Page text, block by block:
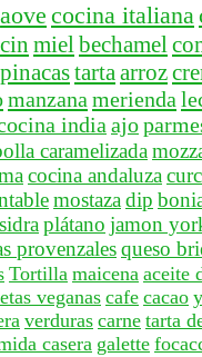
aove cocina italiana
mielbechamel
tarta arroz
manzana merienda
india ajo
caramelizada
cocina andaluza
mostaza dip
sidra plátano jamon
provenzalesqueso
Tortilla maicena aceite
veganascafe cacao
verduras carne tarta
casera galette